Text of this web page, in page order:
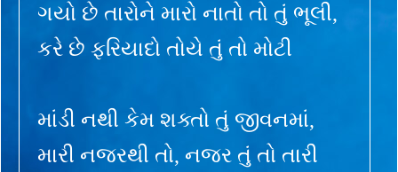
ગયો છે તારોને મારો નાતો તો તું ભૂલી,
કરે છે ફરિયાદો તોયે તું તો મોટી
માંડી નથી કેમ શક્તો તું જીવનમાં,
મારી નજરથી તો, નજર તું તો તારી